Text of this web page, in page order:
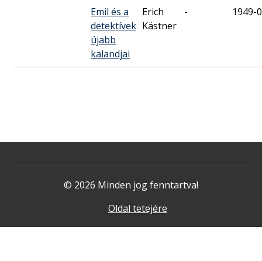
Emil és a
detektívek
újabb
kalandjai
Erich
Kästner
- 1949-
© 2026 Minden jog fenntartva!
Oldal tetejére